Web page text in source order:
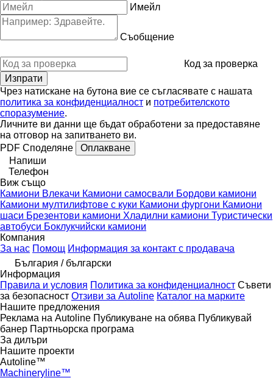
Имейл
Съобщение
Код за проверка
Чрез натискане на бутона вие се съгласявате с нашата
политика за конфиденциалност и потребителското
споразумение.
Личните ви данни ще бъдат обработени за предоставяне
на отговор на запитването ви.
PDF Споделяне
Оплакване
Напиши
Телефон
Виж също
Камиони Влекачи Камиони самосвали Бордови камиони
Камиони мултилифтове с куки Камиони фургони Камиони
шаси Брезентови камиони Хладилни камиони Туристически
автобуси Боклукчийски камиони
Компания
За нас Помощ Информация за контакт с продавача
България / български
Информация
Правила и условия Политика за конфиденциалност Съвети
за безопасност Отзиви за Autoline Каталог на марките
Нашите предложения
Реклама на Autoline Публикуване на обява Публикувай
банер Партньорска програма
За дилъри
Нашите проекти
Autoline™
Machineryline™